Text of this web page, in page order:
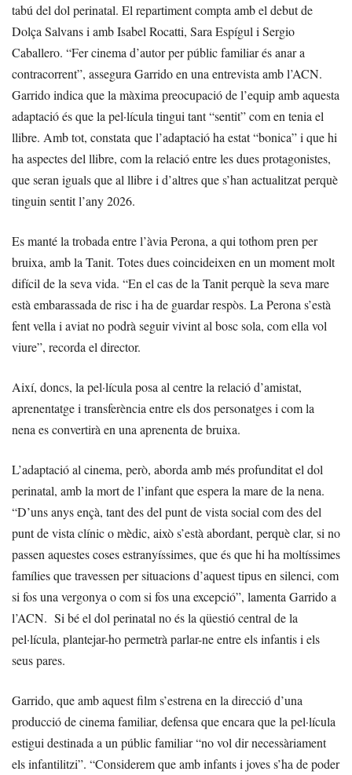
tabú del dol perinatal. El repartiment compta amb el debut de
Dolça Salvans i amb Isabel Rocatti, Sara Espígul i Sergio
Caballero. “Fer cinema d’autor per públic familiar és anar a
contracorrent”, assegura Garrido en una entrevista amb l’ACN.
Garrido indica que la màxima preocupació de l’equip amb aquesta
adaptació és que la pel·lícula tingui tant “sentit” com en tenia el
llibre. Amb tot, constata que l’adaptació ha estat “bonica” i que hi
ha aspectes del llibre, com la relació entre les dues protagonistes,
que seran iguals que al llibre i d’altres que s’han actualitzat perquè
tinguin sentit l’any 2026.
Es manté la trobada entre l’àvia Perona, a qui tothom pren per
bruixa, amb la Tanit. Totes dues coincideixen en un moment molt
difícil de la seva vida. “En el cas de la Tanit perquè la seva mare
està embarassada de risc i ha de guardar respòs. La Perona s’està
fent vella i aviat no podrà seguir vivint al bosc sola, com ella vol
viure”, recorda el director.
Així, doncs, la pel·lícula posa al centre la relació d’amistat,
aprenentatge i transferència entre els dos personatges i com la
nena es convertirà en una aprenenta de bruixa.
L’adaptació al cinema, però, aborda amb més profunditat el dol
perinatal, amb la mort de l’infant que espera la mare de la nena.
“D’uns anys ençà, tant des del punt de vista social com des del
punt de vista clínic o mèdic, això s’està abordant, perquè clar, si no
passen aquestes coses estranyíssimes, que és que hi ha moltíssimes
famílies que travessen per situacions d’aquest tipus en silenci, com
si fos una vergonya o com si fos una excepció”, lamenta Garrido a
l’ACN. Si bé el dol perinatal no és la qüestió central de la
pel·lícula, plantejar-ho permetrà parlar-ne entre els infantis i els
seus pares.
Garrido, que amb aquest film s’estrena en la direcció d’una
producció de cinema familiar, defensa que encara que la pel·lícula
estigui destinada a un públic familiar “no vol dir necessàriament
els infantilitzi”. “Considerem que amb infants i joves s’ha de poder